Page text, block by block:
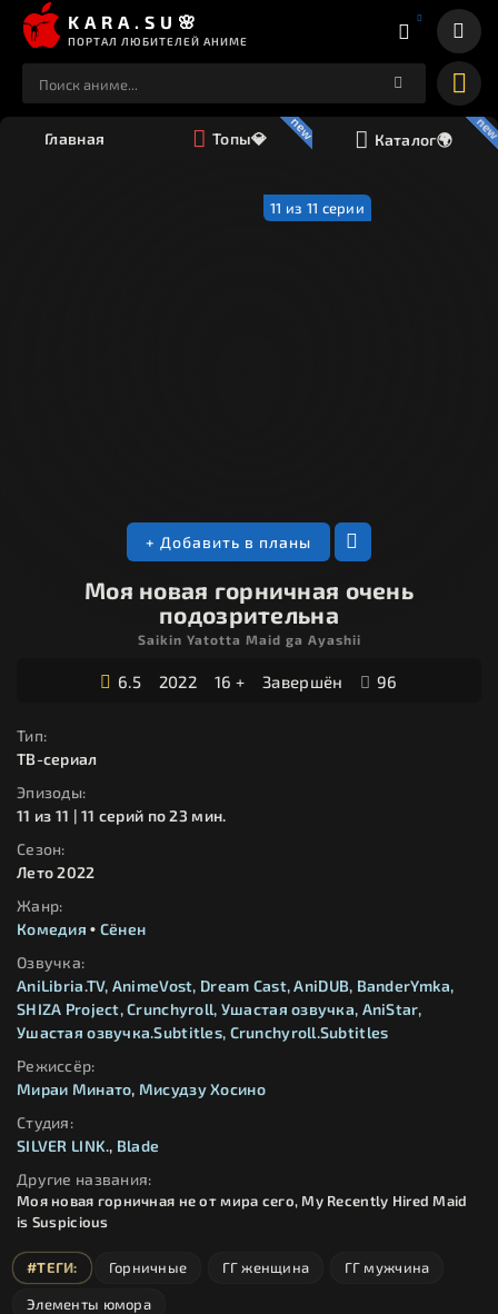
KARA.SU🌸
ПОРТАЛ ЛЮБИТЕЛЕЙ АНИМЕ
Главная Топы💎 Каталог🌍
Моя новая горничная очень
подозрительна
Saikin Yatotta Maid ga Ayashii
6.5 2022 16 + Завершён 96
11 из 11 серии
+ Добавить в планы
Тип:
ТВ-сериал
Эпизоды:
11 из 11 | 11 серий по 23 мин.
Сезон:
Лето 2022
Жанр:
Комедия • Сёнен
Озвучка:
AniLibria.TV AnimeVost Dream Cast AniDUB BanderYmka
SHIZA Project Crunchyroll Ушастая озвучка AniStar
Ушастая озвучка.Subtitles Crunchyroll.Subtitles
Режиссёр:
Мираи Минато, Мисудзу Хосино
Студия:
SILVER LINK., Blade
Другие названия:
Моя новая горничная не от мира сего, My Recently Hired Maid
is Suspicious
#ТЕГИ: Горничные ГГ женщина ГГ мужчина
Элементы юмора